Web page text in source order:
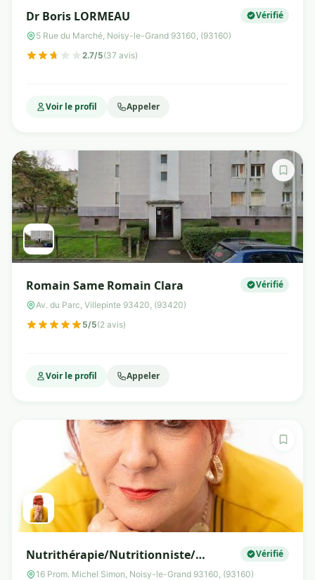
Dr Boris LORMEAU Vérifié
5 Rue du Marché, Noisy-le-Grand 93160, (93160)
2.7/5(37 avis)
Voir le profil Appeler
Romain Same Romain Clara Vérifié
Av. du Parc, Villepinte 93420, (93420)
5/5(2 avis)
Voir le profil Appeler
Nutrithérapie/Nutritionniste/
Micronutrition/Praticien en Médecine
Vérifié
16 Prom. Michel Simon, Noisy-le-Grand 93160, (93160)